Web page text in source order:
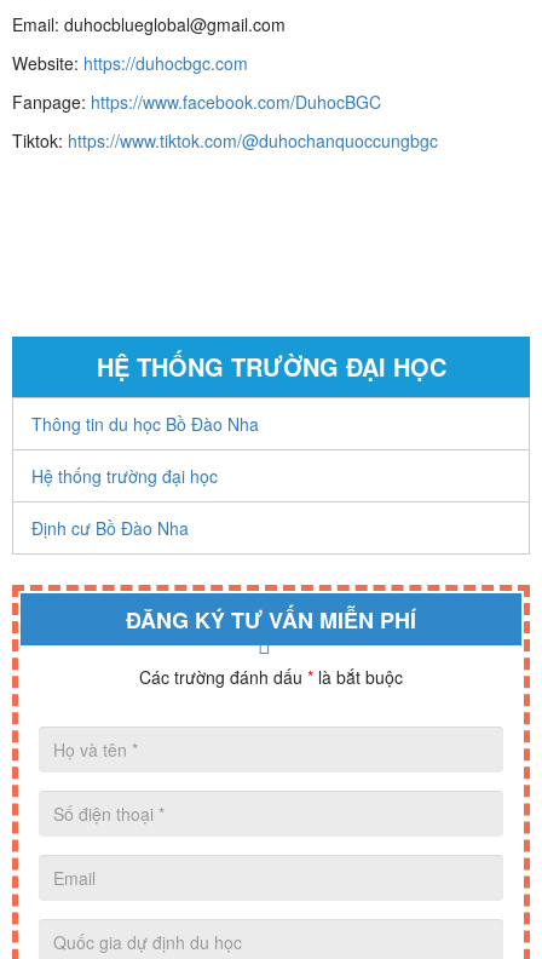
Email: duhocblueglobal@gmail.com
Website: https://duhocbgc.com
Fanpage: https://www.facebook.com/DuhocBGC
Tiktok: https://www.tiktok.com/@duhochanquoccungbgc
HỆ THỐNG TRƯỜNG ĐẠI HỌC
Thông tin du học Bồ Đào Nha
Hệ thống trường đại học
Định cư Bồ Đào Nha
ĐĂNG KÝ TƯ VẤN MIỄN PHÍ
Các trường đánh dấu * là bắt buộc